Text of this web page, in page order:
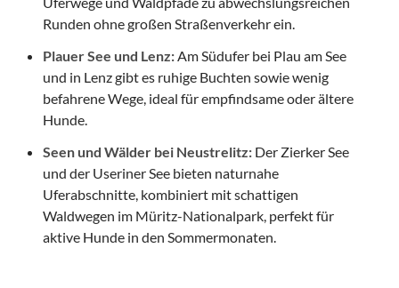
Runden ohne großen Straßenverkehr ein.
Plauer See und Lenz: Am Südufer bei Plau am See
und in Lenz gibt es ruhige Buchten sowie wenig
befahrene Wege, ideal für empfindsame oder ältere
Hunde.
Seen und Wälder bei Neustrelitz: Der Zierker See
und der Useriner See bieten naturnahe
Uferabschnitte, kombiniert mit schattigen
Waldwegen im Müritz-Nationalpark, perfekt für
aktive Hunde in den Sommermonaten.